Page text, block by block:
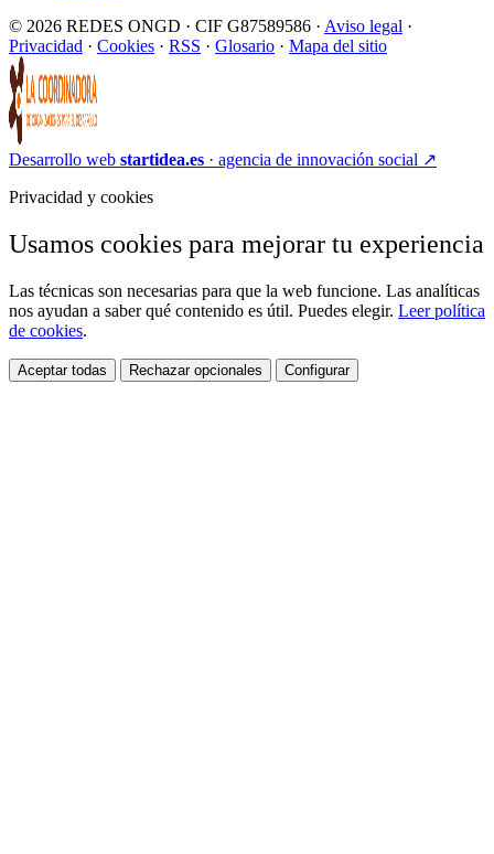
© 2026 REDES ONGD · CIF G87589586 · Aviso legal ·
Privacidad · Cookies · RSS · Glosario · Mapa del sitio
Desarrollo web startidea.es · agencia de innovación social ↗
Privacidad y cookies
Usamos cookies para mejorar tu experiencia
Las técnicas son necesarias para que la web funcione. Las analíticas
nos ayudan a saber qué contenido es útil. Puedes elegir. Leer política
de cookies.
Aceptar todas Rechazar opcionales Configurar